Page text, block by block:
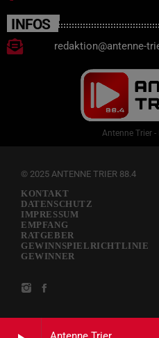
INFOS
redaktion@antenne-
Antenne Trier
© 2025 ANTENNE TRIER 88.4
KONTAKT
DATENSCHUTZ
IMPRESSUM
EMPFANG
RATGEBER
GEWINNSPIELRICHTLINIE
GEWINNER